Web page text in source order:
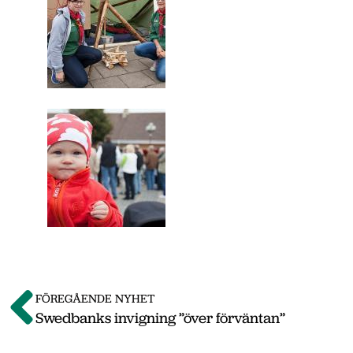
FÖREGÅENDE NYHET
Swedbanks invigning ”över förväntan”